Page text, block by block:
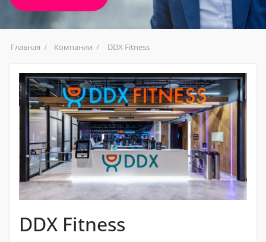
Главная Компании DDX Fitness
DDX Fitness